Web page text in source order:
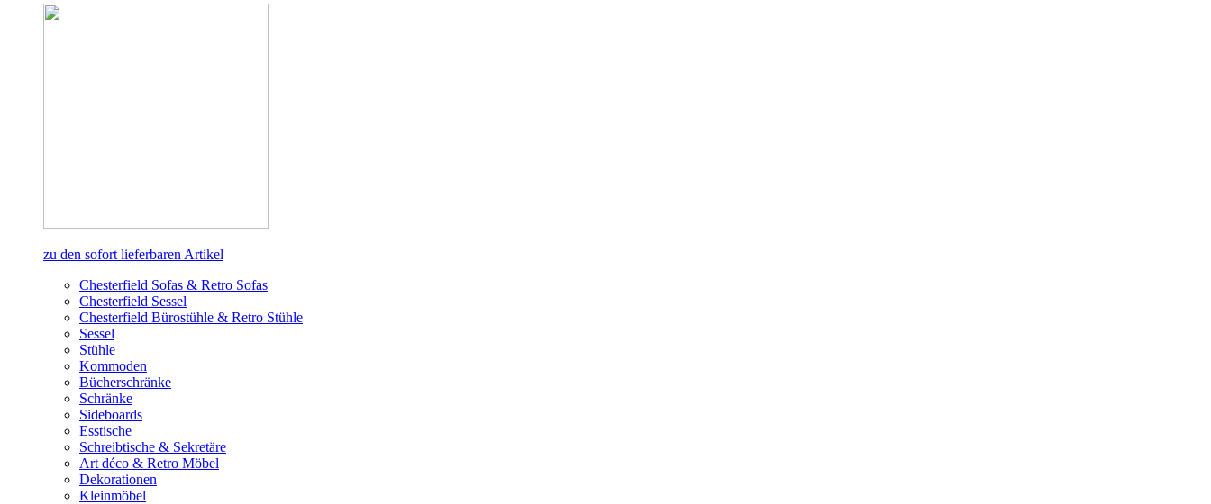
zu den sofort lieferbaren Artikel
Chesterfield Sofas & Retro Sofas
Chesterfield Sessel
Chesterfield Bürostühle & Retro Stühle
Sessel
Stühle
Kommoden
Bücherschränke
Schränke
Sideboards
Esstische
Schreibtische & Sekretäre
Art déco & Retro Möbel
Dekorationen
Kleinmöbel